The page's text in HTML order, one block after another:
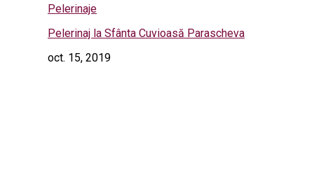
Pelerinaje
Pelerinaj la Sfânta Cuvioasă Parascheva
oct. 15, 2019